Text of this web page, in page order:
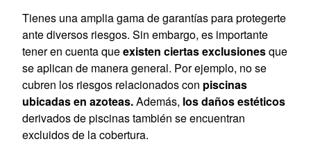
Tienes una amplia gama de garantías para protegerte
ante diversos riesgos. Sin embargo, es importante
tener en cuenta queexisten ciertas exclusionesque
se aplican de manera general. Por ejemplo, no se
cubren los riesgos relacionados con piscinas
ubicadas en azoteas.Además, los daños estéticos
derivados de piscinas también se encuentran
excluidos de la cobertura.